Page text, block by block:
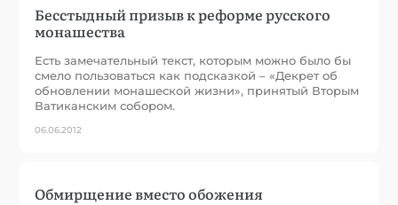
Бесстыдный призыв к реформе русского
монашества
Есть замечательный текст, которым можно было бы
смело пользоваться как подсказкой – «Декрет об
обновлении монашеской жизни», принятый Вторым
Ватиканским собором.
06.06.2012
Обмирщение вместо обожения